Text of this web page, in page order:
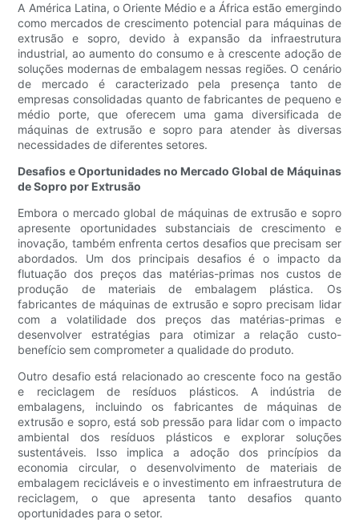
A América Latina, o Oriente Médio e a África estão emergindo
como mercados de crescimento potencial para máquinas de
extrusão e sopro, devido à expansão da infraestrutura
industrial, ao aumento do consumo e à crescente adoção de
soluções modernas de embalagem nessas regiões. O cenário
de mercado é caracterizado pela presença tanto de
empresas consolidadas quanto de fabricantes de pequeno e
médio porte, que oferecem uma gama diversificada de
máquinas de extrusão e sopro para atender às diversas
necessidades de diferentes setores.
Desafios e Oportunidades no Mercado Global de Máquinas
de Sopro por Extrusão
Embora o mercado global de máquinas de extrusão e sopro
apresente oportunidades substanciais de crescimento e
inovação, também enfrenta certos desafios que precisam ser
abordados. Um dos principais desafios é o impacto da
flutuação dos preços das matérias-primas nos custos de
produção de materiais de embalagem plástica. Os
fabricantes de máquinas de extrusão e sopro precisam lidar
com a volatilidade dos preços das matérias-primas e
desenvolver estratégias para otimizar a relação custo-
benefício sem comprometer a qualidade do produto.
Outro desafio está relacionado ao crescente foco na gestão
e reciclagem de resíduos plásticos. A indústria de
embalagens, incluindo os fabricantes de máquinas de
extrusão e sopro, está sob pressão para lidar com o impacto
ambiental dos resíduos plásticos e explorar soluções
sustentáveis. Isso implica a adoção dos princípios da
economia circular, o desenvolvimento de materiais de
embalagem recicláveis ​​e o investimento em infraestrutura de
reciclagem, o que apresenta tanto desafios quanto
oportunidades para o setor.